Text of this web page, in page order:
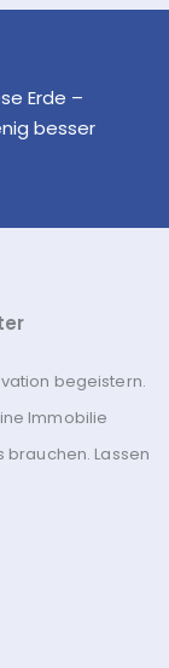
Erde –
besser
begeistern.
Immobilie
brauchen. Lassen